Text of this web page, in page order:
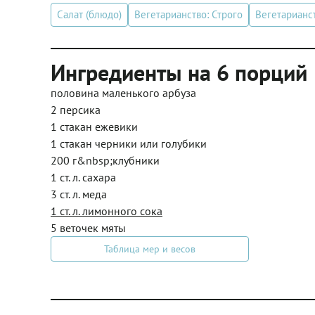
Салат (блюдо) Вегетарианство: Строго
Ингредиенты на 6 порций
половина маленького арбуза
2 персика
1 стакан ежевики
1 стакан черники или голубики
200 г&nbsp;клубники
1 ст. л. сахара
3 ст. л. меда
1 ст. л. лимонного сока
5 веточек мяты
Таблица мер и весов